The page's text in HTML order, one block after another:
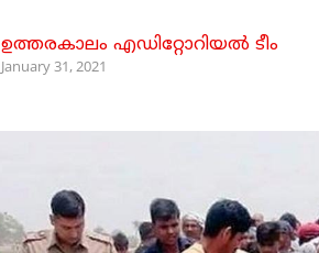
ഉത്തരകാലം എഡിറ്റോറിയല്‍ ടീം
January 31, 2021